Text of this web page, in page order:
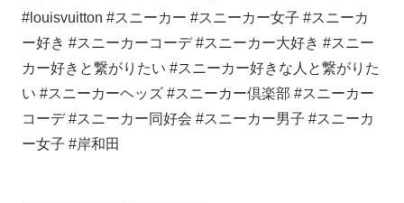
#louisvuitton #スニーカー #スニーカー女子 #スニーカ
ー好き #スニーカーコーデ #スニーカー大好き #スニー
カー好きと繋がりたい #スニーカー好きな人と繋がりた
い #スニーカーヘッズ #スニーカー倶楽部 #スニーカー
コーデ #スニーカー同好会 #スニーカー男子 #スニーカ
ー女子 #岸和田